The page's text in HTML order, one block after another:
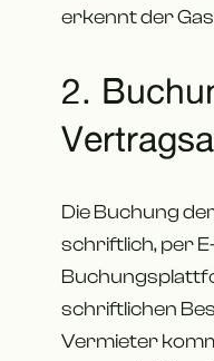
erkennt der
2.
Die Buchung
schriftlich, per
schriftlichen
Vermieter